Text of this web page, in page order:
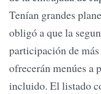
Tenían grandes
obligó a que la
participación de
ofrecerán menúes a
incluido. El listado